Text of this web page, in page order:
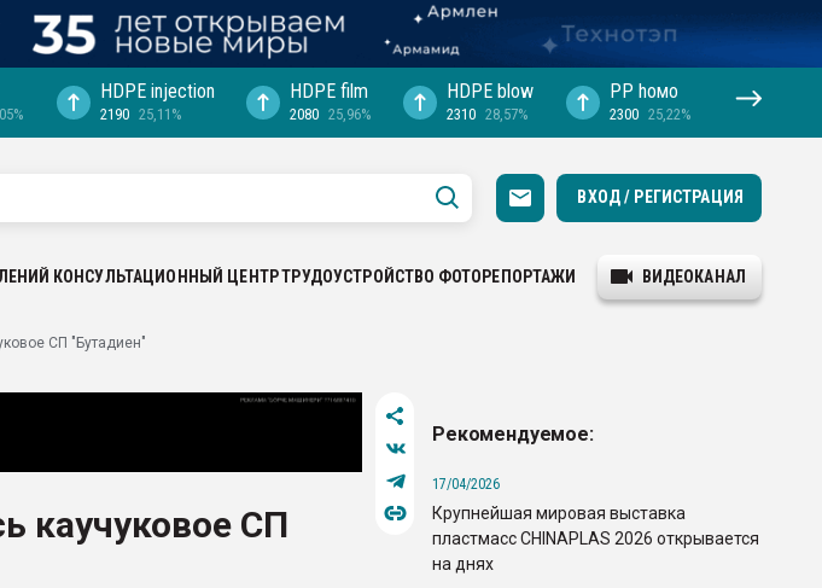
HDPE injection
2190 25,11%
HDPE film
2080 25,96%
HDPE blow
2310 28,57%
PP hомо
2300 25,22%
ВХОД / РЕГИСТРАЦИЯ
КОНСУЛЬТАЦИОННЫЙ ЦЕНТРТРУДОУСТРОЙСТВО ФОТОРЕПОРТАЖИ ВИДЕОКАНАЛ
СП "Бутадиен"
каучуковое СП
Рекомендуемое:
17/04/2026
Крупнейшая мировая выставка
пластмасс CHINAPLAS 2026 открывается
на днях